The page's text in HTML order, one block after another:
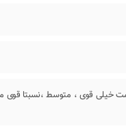
تراباند بسته 3 عددی مقاومت خیلی قوی ،